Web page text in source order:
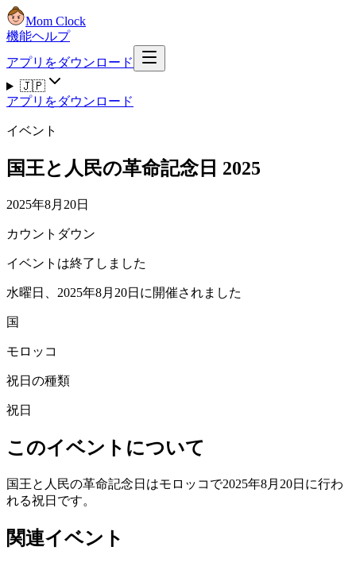
Mom Clock
機能ヘルプ
アプリをダウンロード
🇯🇵
アプリをダウンロード
イベント
国王と人民の革命記念日 2025
2025年8月20日
カウントダウン
イベントは終了しました
水曜日、2025年8月20日に開催されました
国
モロッコ
祝日の種類
祝日
このイベントについて
国王と人民の革命記念日はモロッコで2025年8月20日に行わ
れる祝日です。
関連イベント